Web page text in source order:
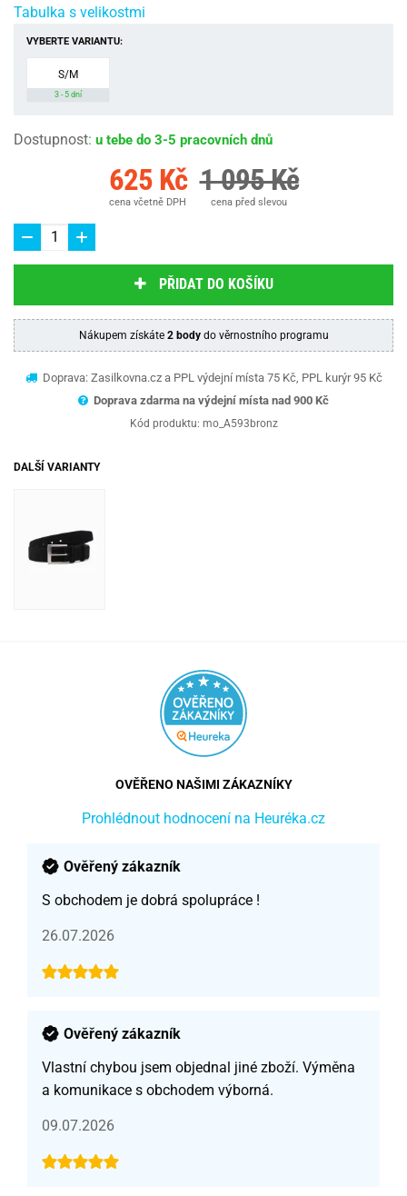
Tabulka s velikostmi
VYBERTE VARIANTU:
S/M
3 - 5 dní
Dostupnost: u tebe do 3-5 pracovních dnů
625 Kč
cena včetně DPH
1 095 Kč
cena před slevou
PŘIDAT DO KOŠÍKU
Nákupem získáte 2 bodydo věrnostního programu
Doprava: Zasilkovna.cz a PPL výdejní místa 75 Kč, PPL kurýr 95 Kč
Doprava zdarma na výdejní místa nad 900 Kč
Kód produktu: mo_A593bronz
DALŠÍ VARIANTY
OVĚŘENO NAŠIMI ZÁKAZNÍKY
Prohlédnout hodnocení na Heuréka.cz
Ověřený zákazník
S obchodem je dobrá spolupráce !
26.07.2026
Ověřený zákazník
Vlastní chybou jsem objednal jiné zboží. Výměna
a komunikace s obchodem výborná.
09.07.2026